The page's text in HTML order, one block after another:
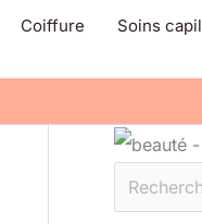
Coiffure
Soins